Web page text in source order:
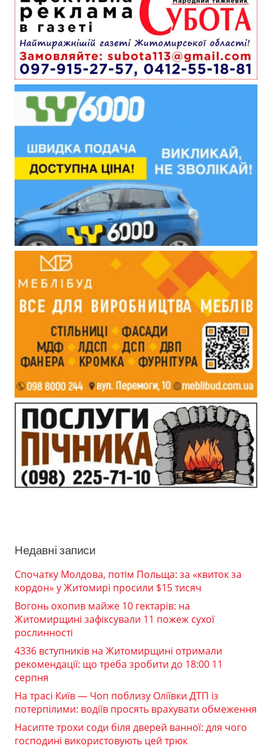
Недавні записи
Спочатку Молдова, потім Польща: за «квиток за
кордон» у Житомирі просили $15 тисяч
Вогонь охопив майже 10 гектарів: на
Житомирщині зафіксували 11 пожеж сухої
рослинності
4336 вступників на Житомирщині отримали
рекомендації: що треба зробити до 18:00 11
серпня
На трасі Київ — Чоп поблизу Оліївки ДТП із
потерпілими: водіїв просять врахувати обмеження
Насипте трохи соди біля дверей ванної: для чого
господині використовують цей трюк